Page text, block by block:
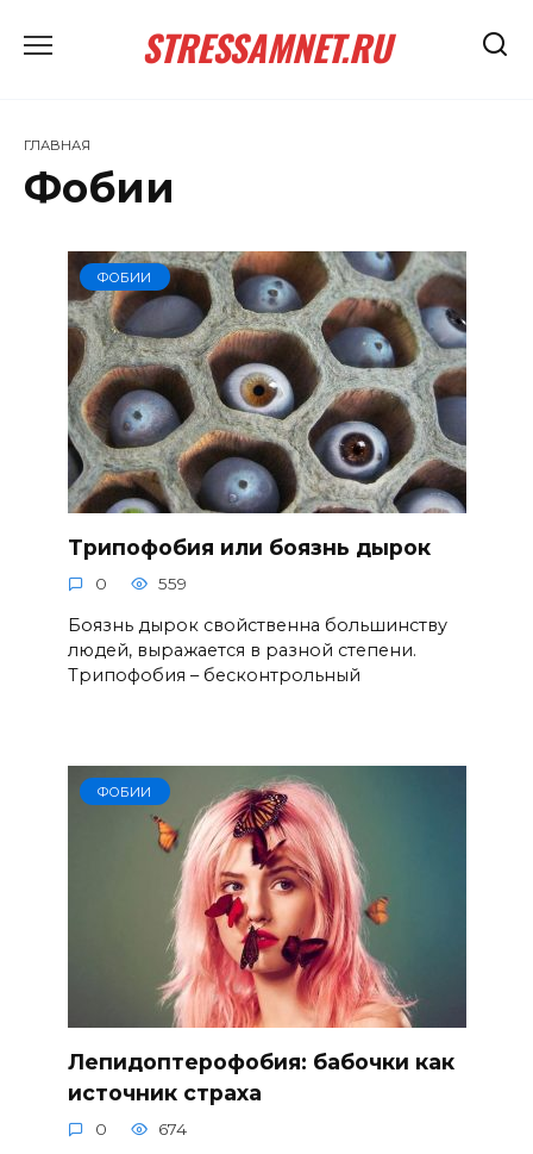
STRESSAMNET.RU
ГЛАВНАЯ
Фобии
ФОБИИ
Трипофобия или боязнь дырок
0 559
Боязнь дырок свойственна большинству
людей, выражается в разной степени.
Трипофобия – бесконтрольный
ФОБИИ
Лепидоптерофобия: бабочки как
источник страха
0 674